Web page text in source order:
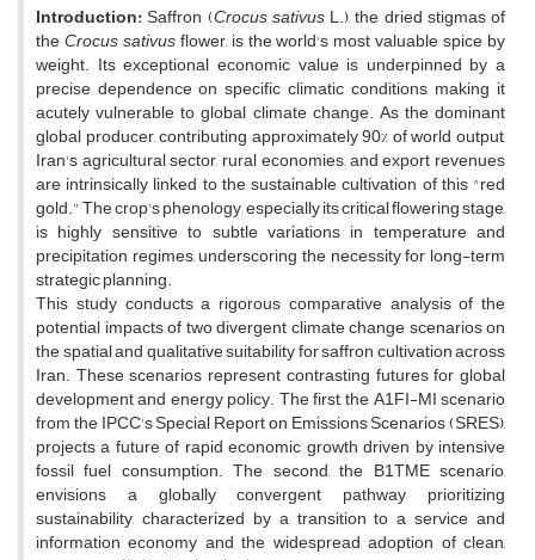
Introduction:Saffron (Crocus sativusL.), the dried stigmas of
theCrocus sativusflower, is the world's most valuable spice by
weight. Its exceptional economic value is underpinned by a
precise dependence on specific climatic conditions, making it
acutely vulnerable to global climate change. As the dominant
global producer, contributing approximately 90% of world output,
Iran's agricultural sector, rural economies, and export revenues
are intrinsically linked to the sustainable cultivation of this "red
gold." The crop's phenology, especially its critical flowering stage,
is highly sensitive to subtle variations in temperature and
precipitation regimes, underscoring the necessity for long-term
strategic planning.
This study conducts a rigorous comparative analysis of the
potential impacts of two divergent climate change scenarios on
the spatial and qualitative suitability for saffron cultivation across
Iran. These scenarios represent contrasting futures for global
development and energy policy. The first, the A1FI-MI scenario
from the IPCC's Special Report on Emissions Scenarios (SRES),
projects a future of rapid economic growth driven by intensive
fossil fuel consumption. The second, the B1TME scenario,
envisions a globally convergent pathway prioritizing
sustainability, characterized by a transition to a service and
information economy and the widespread adoption of clean,